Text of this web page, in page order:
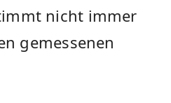
nicht immer
gemessenen